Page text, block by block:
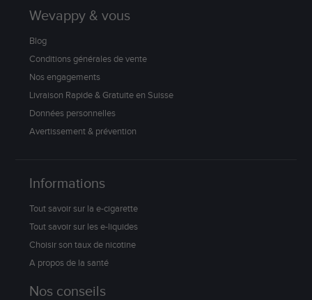
Wevappy & vous
Blog
Conditions générales de vente
Nos engagements
Livraison Rapide & Gratuite en Suisse
Données personnelles
Avertissement & prévention
Informations
Tout savoir sur la e-cigarette
Tout savoir sur les e-liquides
Choisir son taux de nicotine
A propos de la santé
Nos conseils